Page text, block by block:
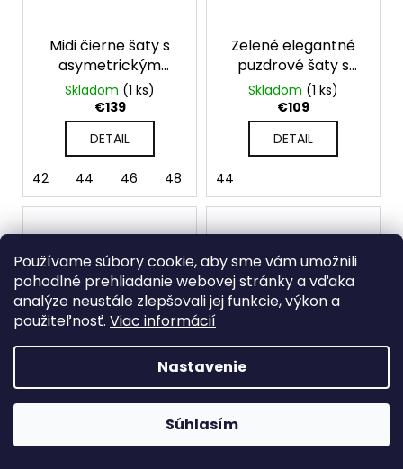
Používame súbory cookie, aby sme vám umožnili
pohodlné prehliadanie webovej stránky a vďaka
analýze neustále zlepšovali jej funkcie, výkon a
použiteľnosť. Viac informácií
Nastavenie
Súhlasím
Midi čierne šaty s
asymetrickým
volánom a voľným
strihom
Skladom (1 ks)
€139
DETAIL
42 44 46 48
Zelené elegantné
puzdrové šaty s
krátkym rukávom
Skladom (1 ks)
€109
DETAIL
44